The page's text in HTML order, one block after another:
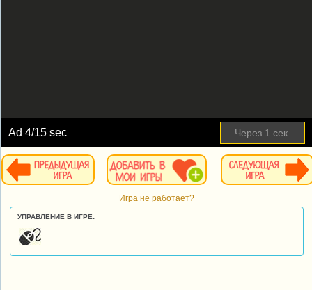
Ad4/15 sec Через 1 сек.
Игра не работает?
УПРАВЛЕНИЕ В ИГРЕ: